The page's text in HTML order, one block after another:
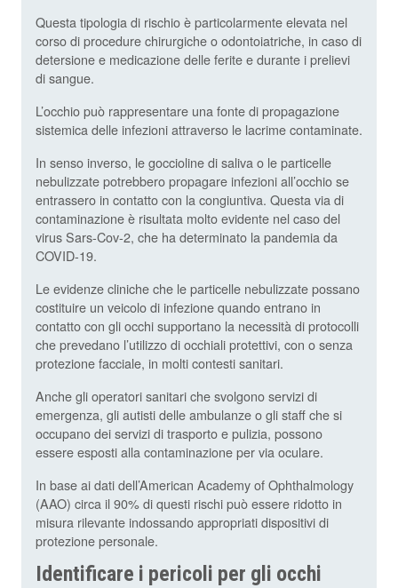
Questa tipologia di rischio è particolarmente elevata nel
corso di procedure chirurgiche o odontoiatriche, in caso di
detersione e medicazione delle ferite e durante i prelievi
di sangue.
L’occhio può rappresentare una fonte di propagazione
sistemica delle infezioni attraverso le lacrime contaminate.
In senso inverso, le goccioline di saliva o le particelle
nebulizzate potrebbero propagare infezioni all’occhio se
entrassero in contatto con la congiuntiva. Questa via di
contaminazione è risultata molto evidente nel caso del
virus Sars-Cov-2, che ha determinato la pandemia da
COVID-19.
Le evidenze cliniche che le particelle nebulizzate possano
costituire un veicolo di infezione quando entrano in
contatto con gli occhi supportano la necessità di protocolli
che prevedano l’utilizzo di occhiali protettivi, con o senza
protezione facciale, in molti contesti sanitari.
Anche gli operatori sanitari che svolgono servizi di
emergenza, gli autisti delle ambulanze o gli staff che si
occupano dei servizi di trasporto e pulizia, possono
essere esposti alla contaminazione per via oculare.
In base ai dati dell’American Academy of Ophthalmology
(AAO) circa il 90% di questi rischi può essere ridotto in
misura rilevante indossando appropriati dispositivi di
protezione personale.
Identificare i pericoli per gli occhi